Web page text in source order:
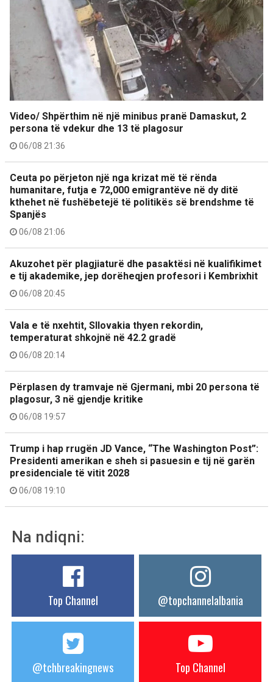
Video/ Shpërthim në një minibus pranë Damaskut, 2
persona të vdekur dhe 13 të plagosur
06/08 21:36
Ceuta po përjeton një nga krizat më të rënda
humanitare, futja e 72,000 emigrantëve në dy ditë
kthehet në fushëbetejë të politikës së brendshme të
Spanjës
06/08 21:06
Akuzohet për plagjiaturë dhe pasaktësi në kualifikimet
e tij akademike, jep dorëheqjen profesori i Kembrixhit
06/08 20:45
Vala e të nxehtit, Sllovakia thyen rekordin,
temperaturat shkojnë në 42.2 gradë
06/08 20:14
Përplasen dy tramvaje në Gjermani, mbi 20 persona të
plagosur, 3 në gjendje kritike
06/08 19:57
Trump i hap rrugën JD Vance, “The Washington Post”:
Presidenti amerikan e sheh si pasuesin e tij në garën
presidenciale të vitit 2028
06/08 19:10
Na ndiqni:
Top Channel @topchannelalbania
@tchbreakingnews Top Channel